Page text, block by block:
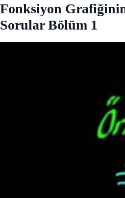
Fonksiyon
Sorular Bölüm 1